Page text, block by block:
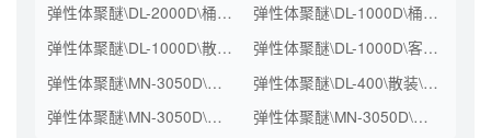
弹性体聚醚\DL-2000D\桶装(kg)\200\工业级
弹性体聚醚\DL-1000D\桶装(kg)\200\工业级
弹性体聚醚\DL-1000D\散装\工业级
弹性体聚醚\DL-1000D\客户桶\桶装(kg)\200\工业级
弹性体聚醚\MN-3050D\散装\工业级
弹性体聚醚\DL-400\散装\工业级
弹性体聚醚\MN-3050D\桶装(kg)\200\工业级
弹性体聚醚\MN-3050D\客户桶\桶装(kg)\200\工业级